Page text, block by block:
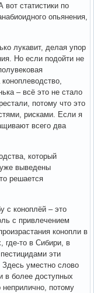
вот статистики по
опьянения,
лукавит, делая упор
Но если подойти не
– всё это не стало
потому что это
рисками. Если я
всего два
который
выведены
решается
с коноплёй – это
с привлечением
конопли в
где-то в Сибири, в
эти
Здесь уместно слово
в более доступных
потому